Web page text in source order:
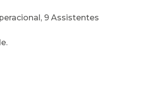
9 Assistentes